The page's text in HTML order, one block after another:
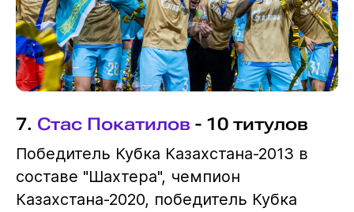
7. Стас Покатилов - 10 титулов
Победитель Кубка Казахстана-2013 в
составе "Шахтера", чемпион
Казахстана-2020, победитель Кубка